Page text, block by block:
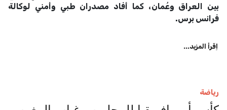
بين العراق وعُمان، كما أفاد مصدران طبي وأمني لوكالة
فرانس برس.
اِقرأ المزيد...
رياضة